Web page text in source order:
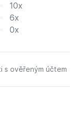
10x
6x
0x
s ověřeným účtem